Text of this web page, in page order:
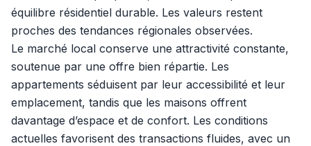
équilibre résidentiel durable. Les valeurs restent
proches des tendances régionales observées.
Le marché local conserve une attractivité constante,
soutenue par une offre bien répartie. Les
appartements séduisent par leur accessibilité et leur
emplacement, tandis que les maisons offrent
davantage d’espace et de confort. Les conditions
actuelles favorisent des transactions fluides, avec un